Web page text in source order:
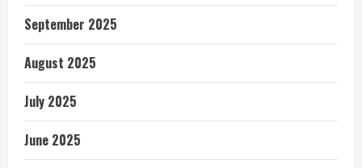
September 2025
August 2025
July 2025
June 2025